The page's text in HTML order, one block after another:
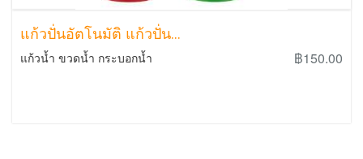
แก้วปั่นอัตโนมัติ แก้วปั่น...
แก้วน้ำ ขวดน้ำ กระบอกน้ำ ฿150.00